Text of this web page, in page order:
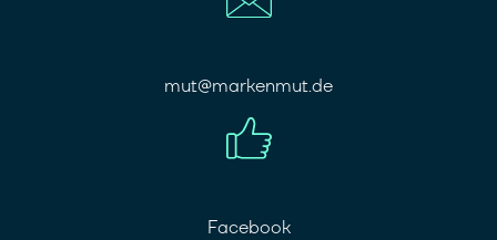
mut@markenmut.de
Facebook